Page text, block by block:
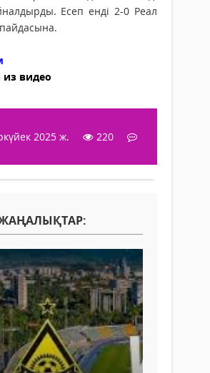
Есеп енді 2-0 Реал
видео
2025 ж.
220